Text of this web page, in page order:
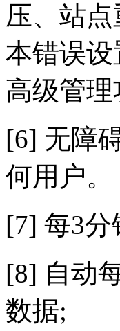
压、站
本错误
高级管理
[6] 无障
何用户。
[7] 每3
[8] 自动
数据;